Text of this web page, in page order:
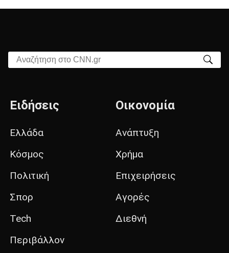
Αναζήτηση στο CNN.gr
Ειδήσεις
Ελλάδα
Κόσμος
Πολιτική
Σπορ
Tech
Περιβάλλον
Οικονομία
Ανάπτυξη
Χρήμα
Επιχειρήσεις
Αγορές
Διεθνή